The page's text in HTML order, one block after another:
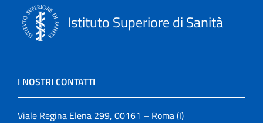
Istituto Superiore di Sanità
I NOSTRI CONTATTI
Viale Regina Elena 299, 00161 – Roma (I)